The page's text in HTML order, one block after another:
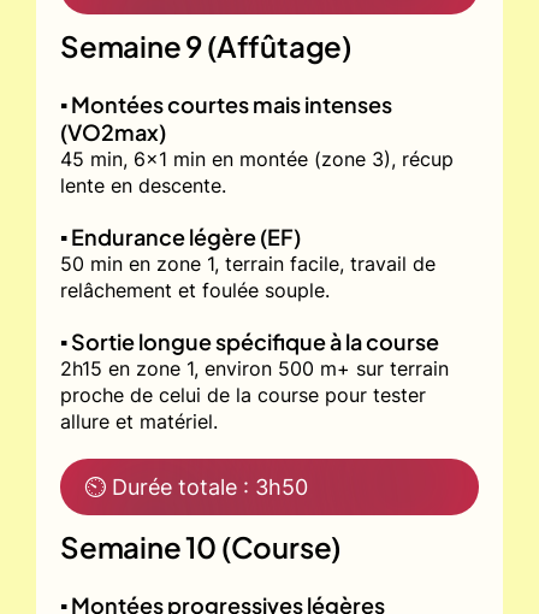
Semaine 9 (Affûtage)
▪️ Montées courtes mais intenses
(VO2max)
45 min, 6x1 min en montée (zone 3), récup
lente en descente.
▪️ Endurance légère (EF)
50 min en zone 1, terrain facile, travail de
relâchement et foulée souple.
▪️ Sortie longue spécifique à la course
2h15 en zone 1, environ 500 m+ sur terrain
proche de celui de la course pour tester
allure et matériel.
⏲ Durée totale : 3h50
Semaine 10 (Course)
▪️ Montées progressives légères